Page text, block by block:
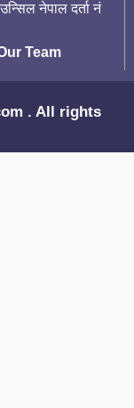
नेपाल दर्ता नं
Team
. All rights